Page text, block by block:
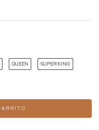
QUEEN SUPER KING